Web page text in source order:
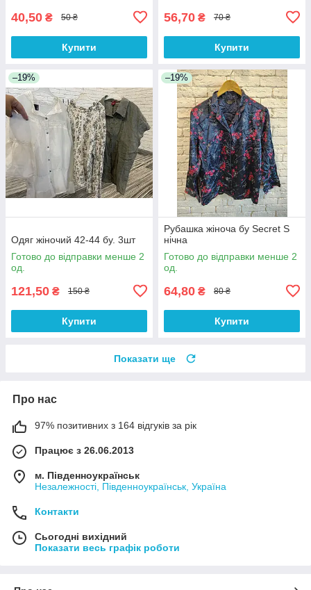
40,50 ₴ 50 ₴
Купити
56,70 ₴ 70 ₴
Купити
–19%
Одяг жіночий 42-44 бу. 3шт
Готово до відправки менше 2
од.
121,50 ₴ 150 ₴
Купити
–19%
Рубашка жіноча бу Secret S
нічна
Готово до відправки менше 2
од.
64,80 ₴ 80 ₴
Купити
Показати ще
Про нас
97% позитивних з 164 відгуків за рік
Працює з 26.06.2013
м. Південноукраїнськ
Незалежності, Південноукраїнськ, Україна
Контакти
Сьогодні вихідний
Показати весь графік роботи